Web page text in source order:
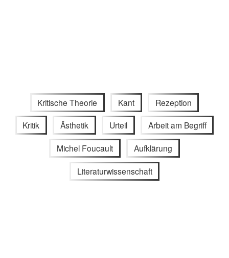
Kritische Theorie Kant Rezeption
Kritik Ästhetik Urteil Arbeit am Begriff
Michel Foucault Aufklärung
Literaturwissenschaft